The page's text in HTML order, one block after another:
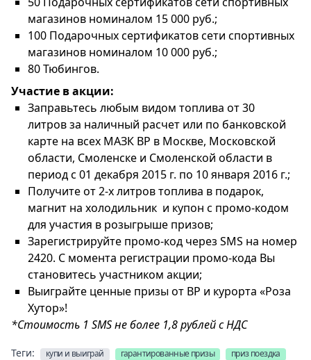
магазинов номиналом 15 000 руб.;
100 Подарочных сертификатов сети спортивных
магазинов номиналом 10 000 руб.;
80 Тюбингов.
Участие в акции:
Заправьтесь любым видом топлива от 30
литров за наличный расчет или по банковской
карте на всех МАЗК ВР в Москве, Московской
области, Смоленске и Смоленской области в
период с 01 декабря 2015 г. по 10 января 2016 г.;
Получите от 2-х литров топлива в подарок,
магнит на холодильник и купон с промо-кодом
для участия в розыгрыше призов;
Зарегистрируйте промо-код через SMS на номер
2420. С момента регистрации промо-кода Вы
становитесь участником акции;
Выиграйте ценные призы от BP и курорта «Роза
Хутор»!
*Стоимость 1 SMS не более 1,8 рублей с НДС
Теги: купи и выиграй гарантированные призы приз поездка